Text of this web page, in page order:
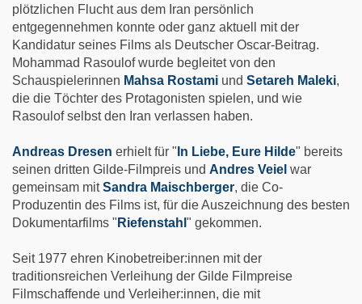
plötzlichen Flucht aus dem Iran persönlich
entgegennehmen konnte oder ganz aktuell mit der
Kandidatur seines Films als Deutscher Oscar-Beitrag.
Mohammad Rasoulof wurde begleitet von den
Schauspielerinnen Mahsa Rostami und Setareh Maleki,
die die Töchter des Protagonisten spielen, und wie
Rasoulof selbst den Iran verlassen haben.
Andreas Dresen erhielt für " In Liebe, Eure Hilde" bereits
seinen dritten Gilde-Filmpreis und Andres Veiel war
gemeinsam mitSandra Maischberger, die Co-
Produzentin des Films ist, für die Auszeichnung des besten
Dokumentarfilms " Riefenstahl " gekommen.
Seit 1977 ehren Kinobetreiber:innen mit der
traditionsreichen Verleihung der Gilde Filmpreise
Filmschaffende und Verleiher:innen, die mit